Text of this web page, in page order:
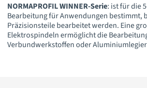
NORMAPROFIL WINNER-Serie: ist für die
Bearbeitung für Anwendungen bestimmt,
Präzisionsteile bearbeitet werden. Eine
Elektrospindeln ermöglicht die
Verbundwerkstoffen oder